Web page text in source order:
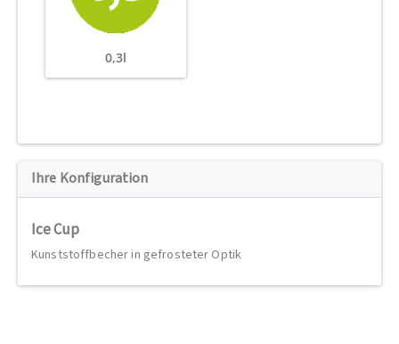
0,3l
Ihre Konfiguration
Ice Cup
Kunststoffbecher in gefrosteter Optik